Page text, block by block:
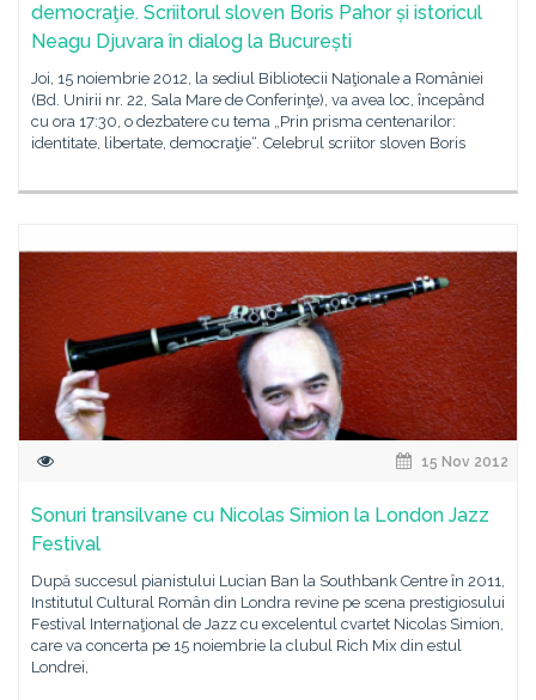
democraţie. Scriitorul sloven Boris Pahor și istoricul
Neagu Djuvara în dialog la București
Joi, 15 noiembrie 2012, la sediul Bibliotecii Naţionale a României
(Bd. Unirii nr. 22, Sala Mare de Conferinţe), va avea loc, începând
cu ora 17:30, o dezbatere cu tema „Prin prisma centenarilor:
identitate, libertate, democraţie“. Celebrul scriitor sloven Boris
15 Nov 2012
Sonuri transilvane cu Nicolas Simion la London Jazz
Festival
După succesul pianistului Lucian Ban la Southbank Centre în 2011,
Institutul Cultural Român din Londra revine pe scena prestigiosului
Festival Internaţional de Jazz cu excelentul cvartet Nicolas Simion,
care va concerta pe 15 noiembrie la clubul Rich Mix din estul
Londrei,